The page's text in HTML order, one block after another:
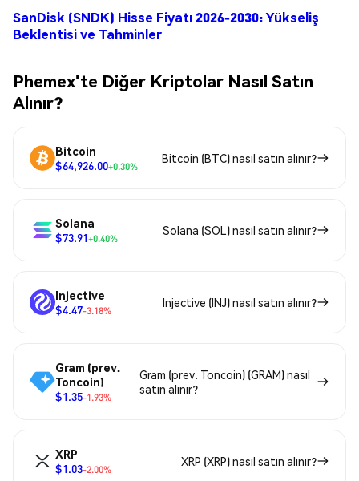
SanDisk (SNDK) Hisse Fiyatı 2026-2030: Yükseliş
Beklentisi ve Tahminler
Phemex'te Diğer Kriptolar Nasıl Satın
Alınır?
Bitcoin
$64,926.00+0.30%
Bitcoin (BTC) nasıl satın alınır?
Solana
$73.91+0.40%
Solana (SOL) nasıl satın alınır?
Injective
$4.47-3.18%
Injective (INJ) nasıl satın alınır?
Gram (prev.
Toncoin)
$1.35-1.93%
Gram (prev. Toncoin) (GRAM) nasıl
satın alınır?
XRP
$1.03-2.00%
XRP (XRP) nasıl satın alınır?